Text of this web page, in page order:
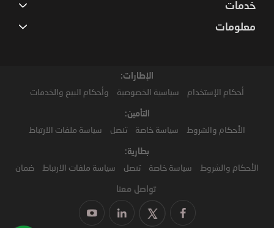
خدمات
معلومات
الإطارات:
أحكام الإستخدام سياسية الخصوصية وأحكام البيع والخدمات
التأمين:
الأحكام والشروط سياسة خاصة تنصل سياسة ملفات الارتباط
بطارية:
الأحكام والشروط سياسة خاصة تنصل سياسة ملفات الارتباط ضمان
تواصل معنا